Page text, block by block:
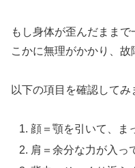
もし身体が歪んだまま
こかに無理がかかり、故
以下の項目を確認してみ
顔＝顎を引いて、ま
肩＝余分な力が入っ